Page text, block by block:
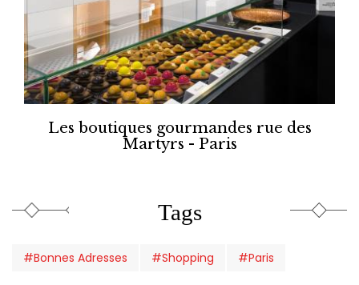
Les boutiques gourmandes rue des
Martyrs - Paris
Tags
#Bonnes Adresses #Shopping #Paris